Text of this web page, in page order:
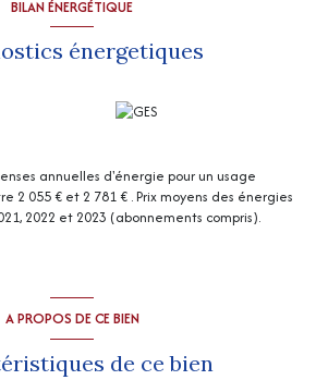
BILAN ÉNERGÉTIQUE
énergetiques
annuelles d'énergie pour un usage
2 055 € et 2 781 € . Prix moyens des énergies
2022 et 2023 (abonnements compris).
A PROPOS DE CE BIEN
de ce bien